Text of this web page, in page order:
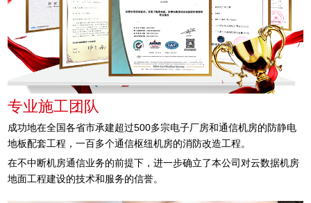
专业施工团队
成功地在全国各省市承建超过500多宗电子厂房和通信机房的防静电
地板配套工程，一百多个通信枢纽机房的消防改造工程。
在不中断机房通信业务的前提下，进一步确立了本公司对云数据机房
地面工程建设的技术和服务的信誉。